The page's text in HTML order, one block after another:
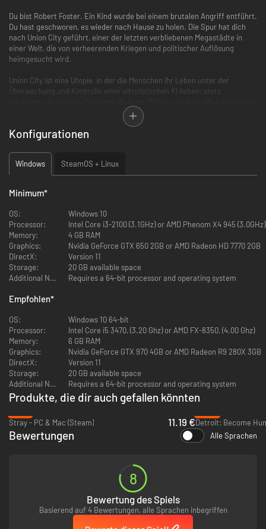
Du bist Robert Foster. Ein Kind wurde bei einem brutalen Angriff entführt.
Du hast geschworen, es wieder nach Hause zu holen. Die Spur hat dich
nach Union City geführt, einer der letzten verbliebenen Megastädte in
einer Welt, die von verheerenden Kriegen und politischer Auflösung
heimgesucht wird.
Union City ist eine Utopie, in der die Menschen ihr Leben unter der
Überwachung und Kontrolle einer altruistischen KI lieben: stets
nicht zu lieben? Aber diese Stadt hat eine Schattenseite ...
„Beyond a Steel Sky“ ist ein dramatischer, humorvoller Cyberpunk-Thriller,
Spielwelt vorantreiben, die auf die Handlungen des Spielers reagiert −
und von ihnen unterlaufen wird.
Merkmale
Ein Abenteuer in einer dynamischen Welt, die von eigenwilligen
Charakteren bevölkert ist. Sie werden von Motivationen getrieben, die der
Spieler unterwandern kann. Durch die Kombination eines einzigartigen
Hacking-Tools und den Entscheidungen des Spielers gibt es mehrere
Wege zum Lösen der Rätsel.
Die Geschichte
Decke finstere Verschwörungen auf und besiege einen
furchteinflößenden Antagonisten in diesem dramatischen, humorvollen
Konfigurationen
Windows SteamOS + Linux
Minimum*
OS:
Windows 10
Processor:
Intel Core i3-2100 (3.1GHz) or AMD Phenom X4 945 (3.0GHz)
Memory:
4 GB RAM
Graphics:
Nvidia GeForce GTX 650 2GB or AMD Radeon HD 7770 2GB
DirectX:
Version 11
Storage:
20 GB available space
Additional Notes:
Requires a 64-bit processor and operating system
Empfohlen*
OS:
Windows 10 64-bit
Processor:
Intel Core i5 3470, (3.20 Ghz) or AMD FX-8350, (4.00 Ghz)
Memory:
6 GB RAM
Graphics:
Nvidia GeForce GTX 970 4GB or AMD Radeon R9 280X 3GB
DirectX:
Version 11
Storage:
20 GB available space
Additional Notes:
Requires a 64-bit processor and operating system
Produkte, die dir auch gefallen könnten
Stray - PC & Mac (Steam)
11.19 €Detroit: Become
Bewertungen Alle Sprachen
8
Bewertung des Spiels
Basierend auf 4 Bewertungen, alle Sprachen inbegriffen